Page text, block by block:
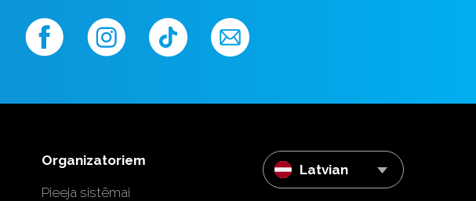
Organizatoriem
Pieeja sistēmai
Latvian